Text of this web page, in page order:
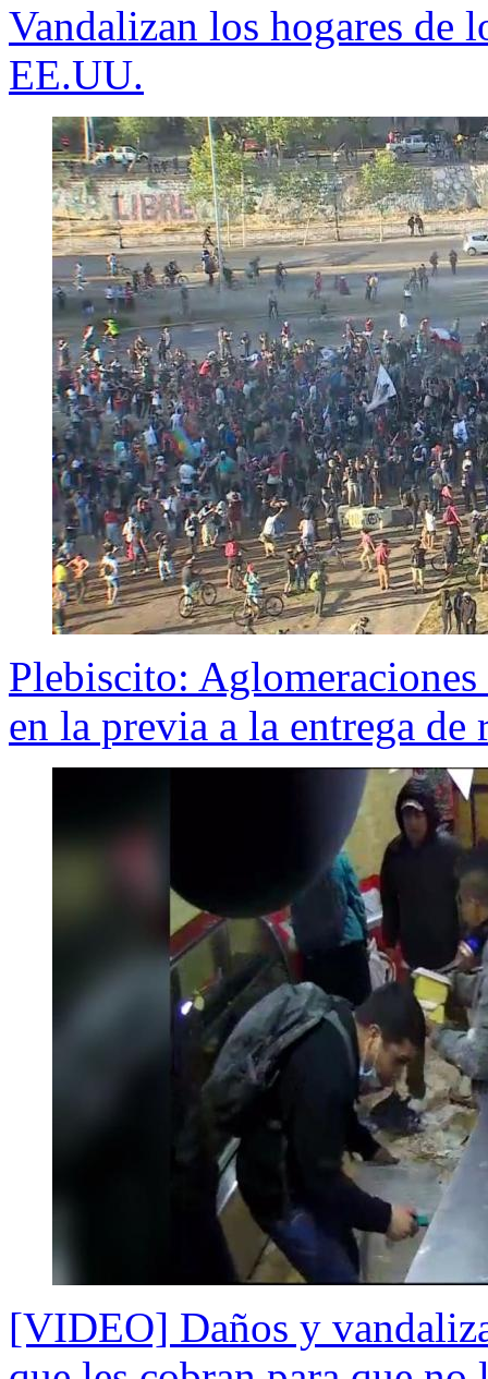
Vandalizan los hogares de
EE.UU.
Plebiscito:
en la previa a la entrega de
[VIDEO] Daños y